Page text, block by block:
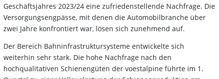
Geschäftsjahres 2023/24 eine zufriedenstellende Nachfrage. Die
Versorgungsengpässe, mit denen die Automobilbranche über
zwei Jahre konfrontiert war, lösen sich zunehmend auf.
Der Bereich Bahninfrastruktursysteme entwickelte sich
weiterhin sehr stark. Die hohe Nachfrage nach den
hochqualitativen Schienengüten der voestalpine führte im 1.